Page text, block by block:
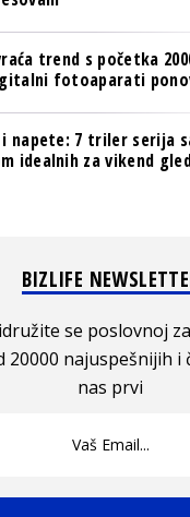
trend s početka
fotoaparati
napete: 7 triler serija
idealnih za vikend
BIZLIFE
se poslovnoj
20000 najuspešnijih i
nas prvi